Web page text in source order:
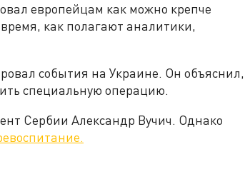
европейцам как можно крепче
как полагают аналитики,
события на Украине. Он объяснил,
специальную операцию.
Сербии Александр Вучич. Однако